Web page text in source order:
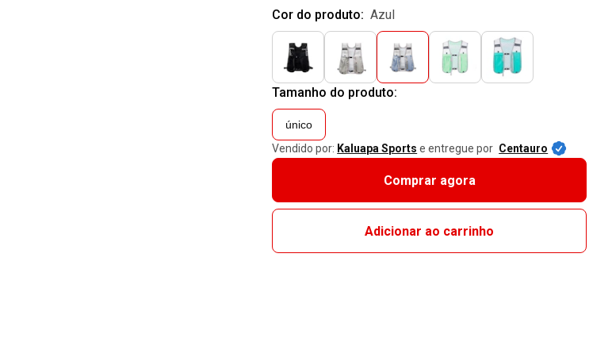
Cor do produto:
azul
Tamanho do produto:
único
Vendido por: Kaluapa Sports e entregue por Centauro
Comprar agora
Adicionar ao carrinho